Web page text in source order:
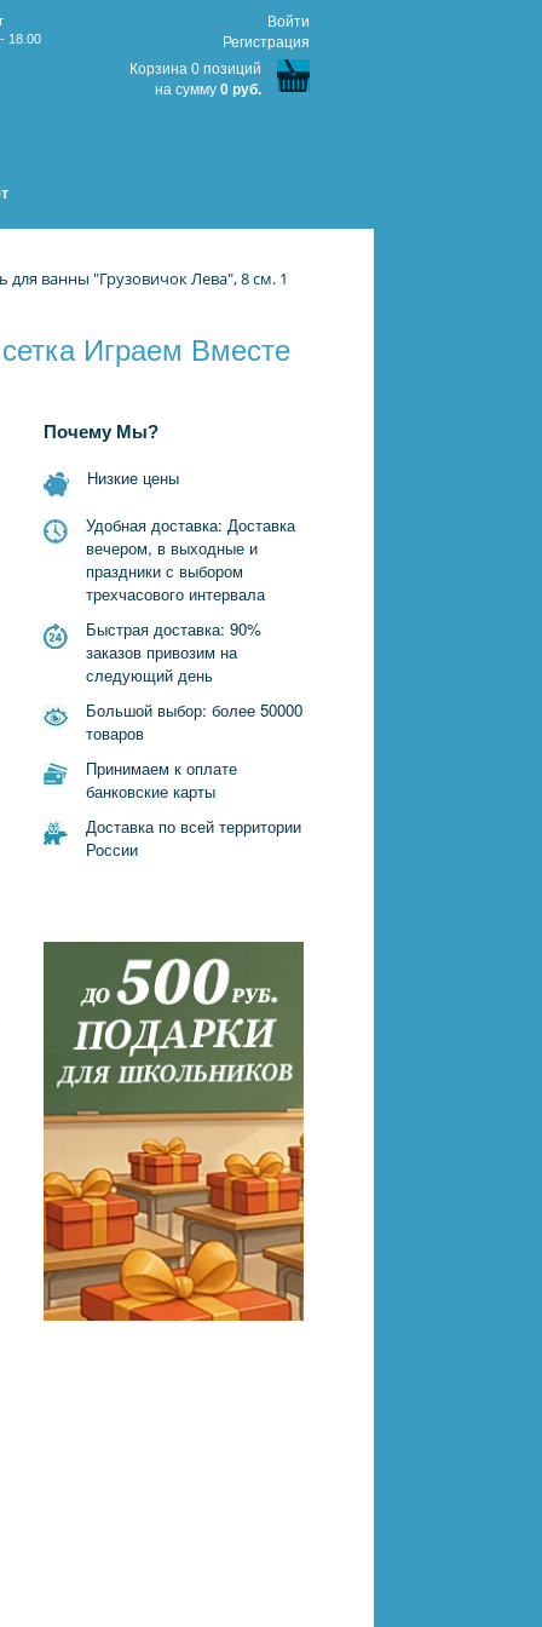
18.00
Войти
Регистрация
Корзина 0 позиций
на сумму 0 руб.
для ванны "Грузовичок Лева", 8 см. 1
Играем Вместе
Почему Мы?
Низкие цены
Удобная доставка: Доставка
вечером, в выходные и
праздники с выбором
трехчасового интервала
Быстрая доставка: 90%
заказов привозим на
следующий день
Большой выбор: более 50000
товаров
Принимаем к оплате
банковские карты
Доставка по всей территории
России